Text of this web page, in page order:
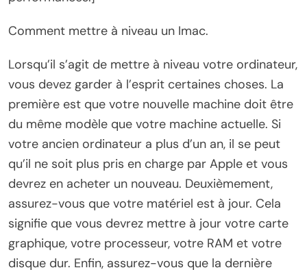
Comment mettre à niveau un Imac.
Lorsqu’il s’agit de mettre à niveau votre ordinateur,
vous devez garder à l’esprit certaines choses. La
première est que votre nouvelle machine doit être
du même modèle que votre machine actuelle. Si
votre ancien ordinateur a plus d’un an, il se peut
qu’il ne soit plus pris en charge par Apple et vous
devrez en acheter un nouveau. Deuxièmement,
assurez-vous que votre matériel est à jour. Cela
signifie que vous devrez mettre à jour votre carte
graphique, votre processeur, votre RAM et votre
disque dur. Enfin, assurez-vous que la dernière